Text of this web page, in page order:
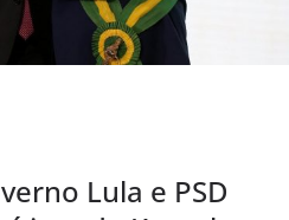
Lula e PSD